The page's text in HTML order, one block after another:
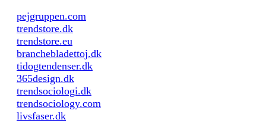
pejgruppen.com
trendstore.dk
trendstore.eu
branchebladettoj.dk
tidogtendenser.dk
365design.dk
trendsociologi.dk
trendsociology.com
livsfaser.dk